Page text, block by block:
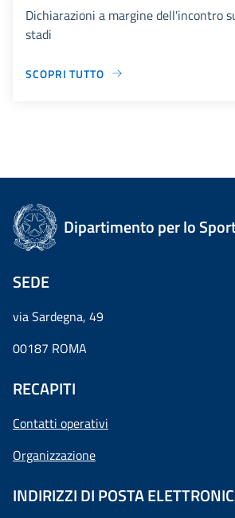
Dichiarazioni a margine dell'incontro
stadi
SCOPRI TUTTO
Dipartimento per lo
SEDE
via Sardegna, 49
00187 ROMA
RECAPITI
Contatti operativi
Organizzazione
INDIRIZZI DI POSTA